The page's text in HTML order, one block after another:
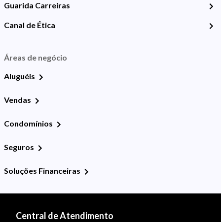
Guarida Carreiras
Canal de Ética
Áreas de negócio
Aluguéis
Vendas
Condomínios
Seguros
Soluções Financeiras
Central de Atendimento